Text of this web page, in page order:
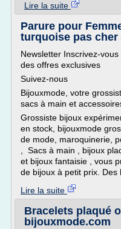
Lire la suite
Parure pour
turquoise pas cher
Newsletter Inscrivez-
des offres exclusives
Suivez-nous
Bijouxmode, votre
sacs à main et
Grossiste bijoux
en stock, bijouxmode
de mode, maroquinerie,
, Sacs à main , bijoux
et bijoux fantaisie , vous
de bijoux à petit prix. Des
Lire la suite
Bracelets plaqué
bijouxmode.com